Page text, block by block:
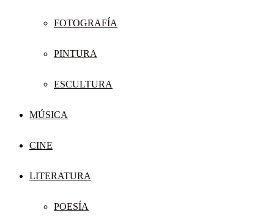
FOTOGRAFÍA
PINTURA
ESCULTURA
MÚSICA
CINE
LITERATURA
POESÍA